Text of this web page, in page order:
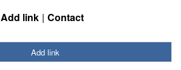
Add link Contact
Add link